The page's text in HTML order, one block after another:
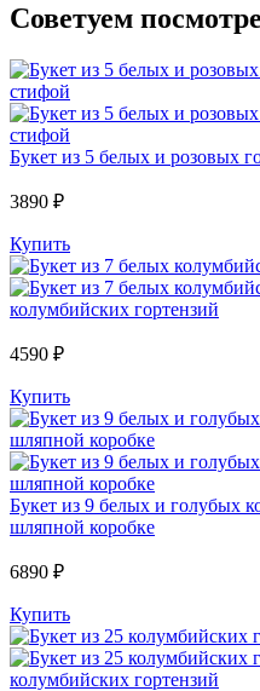
Советуем
Букет из 5 белых и розовых
3890 ₽
Купить
колумбийских гортензий
4590 ₽
Купить
Букет из 9 белых и голубых
шляпной коробке
6890 ₽
Купить
колумбийских гортензий